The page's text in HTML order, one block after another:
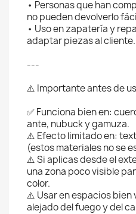
• Personas que han
no pueden devolverlo
• Uso en zapatería y
adaptar piezas al cliente.
---
⚠️ Importante antes de
✅ Funciona bien en:
ante, nubuck y gamuza.
⚠️ Efecto limitado en:
(estos materiales no se
⚠️ Si aplicas desde el
una zona poco visible
color.
⚠️ Usar en espacios bien
alejado del fuego y del